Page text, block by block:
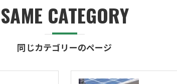
同じカテゴリーのページ
SAME CATEGORY